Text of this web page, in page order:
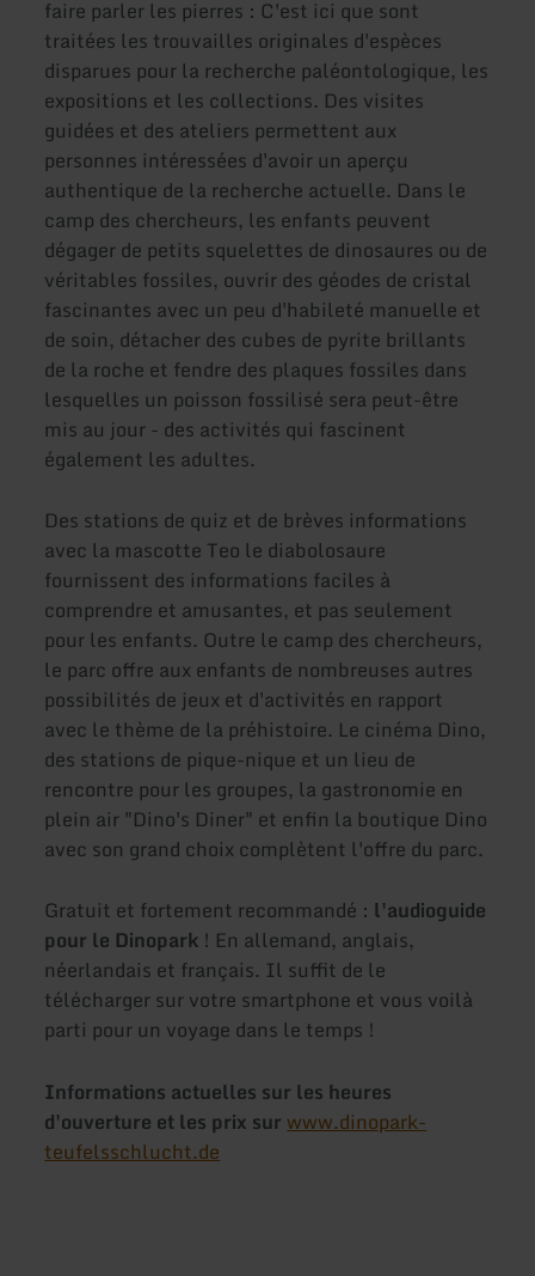
faire parler les pierres : C'est ici que sont
traitées les trouvailles originales d'espèces
disparues pour la recherche paléontologique, les
expositions et les collections. Des visites
guidées et des ateliers permettent aux
personnes intéressées d'avoir un aperçu
authentique de la recherche actuelle. Dans le
camp des chercheurs, les enfants peuvent
dégager de petits squelettes de dinosaures ou de
véritables fossiles, ouvrir des géodes de cristal
fascinantes avec un peu d'habileté manuelle et
de soin, détacher des cubes de pyrite brillants
de la roche et fendre des plaques fossiles dans
lesquelles un poisson fossilisé sera peut-être
mis au jour - des activités qui fascinent
également les adultes.
Des stations de quiz et de brèves informations
avec la mascotte Teo le diabolosaure
fournissent des informations faciles à
comprendre et amusantes, et pas seulement
pour les enfants. Outre le camp des chercheurs,
le parc offre aux enfants de nombreuses autres
possibilités de jeux et d'activités en rapport
avec le thème de la préhistoire. Le cinéma Dino,
des stations de pique-nique et un lieu de
rencontre pour les groupes, la gastronomie en
plein air "Dino's Diner" et enfin la boutique Dino
avec son grand choix complètent l'offre du parc.
Gratuit et fortement recommandé : l'audioguide
pour le Dinopark ! En allemand, anglais,
néerlandais et français. Il suffit de le
télécharger sur votre smartphone et vous voilà
parti pour un voyage dans le temps !
Informations actuelles sur les heures
d'ouverture et les prix sur www.dinopark-
teufelsschlucht.de